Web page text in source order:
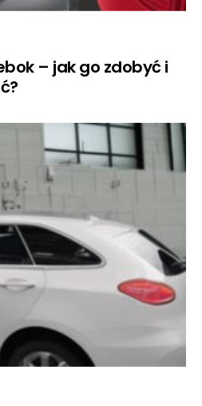
– jak go zdobyć i